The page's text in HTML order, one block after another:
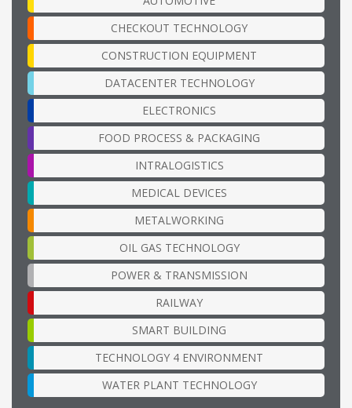
CHECKOUT TECHNOLOGY
CONSTRUCTION EQUIPMENT
DATACENTER TECHNOLOGY
ELECTRONICS
FOOD PROCESS & PACKAGING
INTRALOGISTICS
MEDICAL DEVICES
METALWORKING
OIL GAS TECHNOLOGY
POWER & TRANSMISSION
RAILWAY
SMART BUILDING
TECHNOLOGY 4 ENVIRONMENT
WATER PLANT TECHNOLOGY